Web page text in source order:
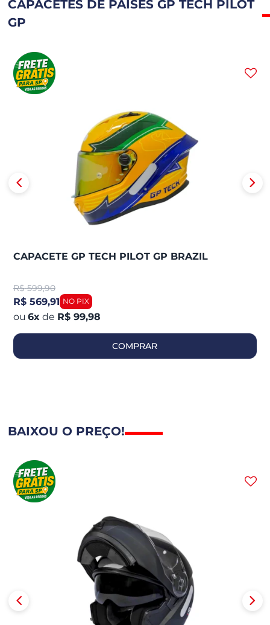
CAPACETES DE PAÍSES GP TECH PILOT
GP
CAPACETE GP TECH PILOT GP BRAZIL
R$ 599,90
R$ 569,91
6x de R$ 99,98
COMPRAR
BAIXOU O PREÇO!